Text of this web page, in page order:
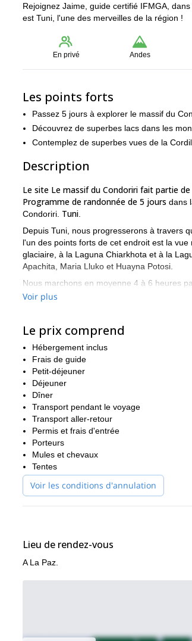
Rejoignez Jaime, guide certifié IFMGA,
est Tuni, l'une des merveilles de la région !
En privé Andes
Les points forts
Passez 5 jours à explorer le massif du
Découvrez de superbes lacs dans les
Contemplez de superbes vues de la
Description
Le site Le massif du Condoriri fait partie
Programme de randonnée de 5 jours dans
Condoriri. Tuni
Depuis Tuni, nous progresserons à travers
l'un des points forts de cet endroit est la
glaciaire, à la Laguna Chiarkhota et à la
Apachita, Maria Lluko et Huayna Potosi.
Nous marchons en moyenne 4 à 6 heures
**Vous voulez vous joindre à moi pour ce
Voir plus
Le prix comprend
Hébergement inclus
Frais de guide
Petit-déjeuner
Déjeuner
Dîner
Transport pendant le voyage
Transport aller-retour
Permis et frais d'entrée
Porteurs
Mules et chevaux
Tentes
Voir les conditions d'annulation
Lieu de rendez-vous
A La Paz.